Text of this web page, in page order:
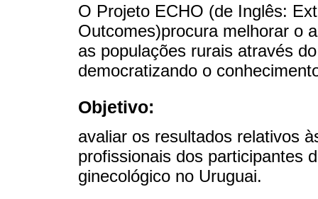
O Projeto ECHO (de Inglês:
Outcomes)procura melhorar o
as populações rurais através
democratizando o
Objetivo:
avaliar os resultados relativos
profissionais dos participantes
ginecológico no Uruguai.